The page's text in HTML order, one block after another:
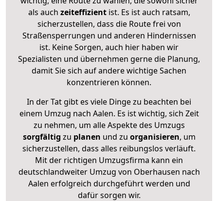
als auch zeiteffizientist. Es ist auch ratsam,
sicherzustellen, dass die Route frei von
Straßensperrungen und anderen Hindernissen
ist. Keine Sorgen, auch hier haben wir
Spezialisten und übernehmen gerne die Planung,
damit Sie sich auf andere wichtige Sachen
konzentrieren können.
In der Tat gibt es viele Dinge zu beachten bei
einem Umzug nach Aalen. Es ist wichtig, sich Zeit
zu nehmen, um alle Aspekte des Umzugs
sorgfältig zu planen und zu organisieren, um
sicherzustellen, dass alles reibungslos verläuft.
Mit der richtigen Umzugsfirma kann ein
deutschlandweiter Umzug von Oberhausen nach
Aalen erfolgreich durchgeführt werden und
dafür sorgen wir.